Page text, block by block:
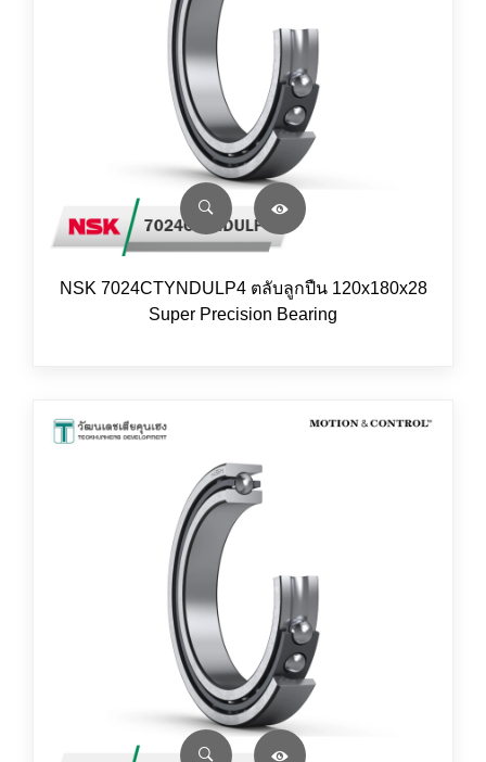
NSK 7024CTYNDULP4 ตลับลูกปืน 120x180x28
Super Precision Bearing